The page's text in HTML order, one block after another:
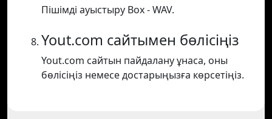
Пішімді ауыстыру Box - WAV.
Yout.com сайтымен бөлісіңіз
Yout.com сайтын пайдалану ұнаса, оны
бөлісіңіз немесе достарыңызға көрсетіңіз.